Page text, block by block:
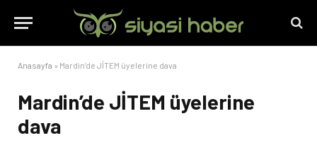
Anasayfa » Mardin’de JİTEM üyelerine dava
Mardin’de JİTEM üyelerine
dava